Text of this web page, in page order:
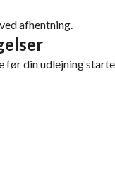
afhentning.
din udlejning